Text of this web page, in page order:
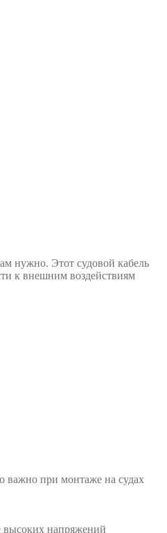
нужно. Этот судовой кабель
к внешним воздействиям
важно при монтаже на судах
высоких напряжений